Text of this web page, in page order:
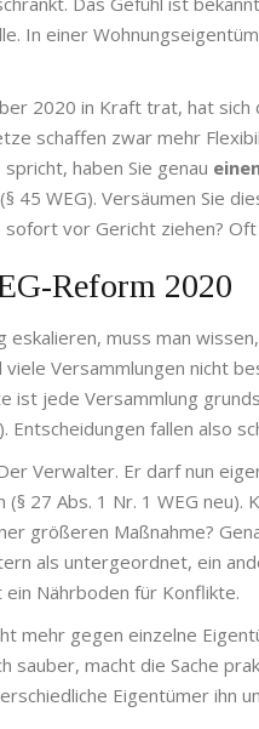
In einer
2020 in Kraft trat, hat
schaffen zwar mehr
haben Sie genau
45 WEG). Versäumen Sie
sofort vor Gericht ziehen?
Reform 2020
muss man
Versammlungen nicht
ist jede Versammlung
fallen also
Verwalter. Er darf nun
27 Abs. 1 Nr. 1 WEG
größeren Maßnahme?
als untergeordnet, ein
Nährboden für Konflikte.
mehr gegen einzelne
sauber, macht die Sache
Eigentümer ihn